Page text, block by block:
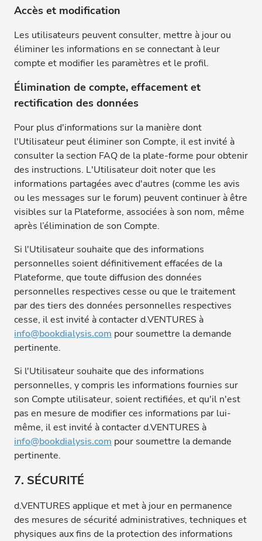
Accès et modification
Les utilisateurs peuvent consulter, mettre à jour ou
éliminer les informations en se connectant à leur
compte et modifier les paramètres et le profil.
Élimination de compte, effacement et
rectification des données
Pour plus d'informations sur la manière dont
l'Utilisateur peut éliminer son Compte, il est invité à
consulter la section FAQ de la plate-forme pour obtenir
des instructions. L'Utilisateur doit noter que les
informations partagées avec d'autres (comme les avis
ou les messages sur le forum) peuvent continuer à être
visibles sur la Plateforme, associées à son nom, même
après l’élimination de son Compte.
Si l'Utilisateur souhaite que des informations
personnelles soient définitivement effacées de la
Plateforme, que toute diffusion des données
personnelles respectives cesse ou que le traitement
par des tiers des données personnelles respectives
cesse, il est invité à contacter d.VENTURES à
info@bookdialysis.com pour soumettre la demande
pertinente.
Si l'Utilisateur souhaite que des informations
personnelles, y compris les informations fournies sur
son Compte utilisateur, soient rectifiées, et qu'il n'est
pas en mesure de modifier ces informations par lui-
même, il est invité à contacter d.VENTURES à
info@bookdialysis.com pour soumettre la demande
pertinente.
7. SÉCURITÉ
d.VENTURES applique et met à jour en permanence
des mesures de sécurité administratives, techniques et
physiques aux fins de la protection des informations